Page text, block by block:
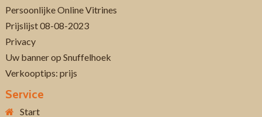
Persoonlijke Online Vitrines
Prijslijst 08-08-2023
Privacy
Uw banner op Snuffelhoek
Verkooptips: prijs
Service
Start